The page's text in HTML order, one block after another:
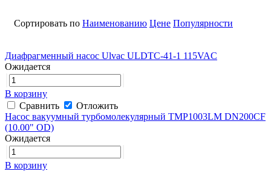
Сортировать по Наименованию Цене Популярности
Диафрагменный насос Ulvac ULDTC-41-1 115VAC
Ожидается
В корзину
Сравнить
Отложить
Насос вакуумный турбомолекулярный TMP1003LM DN200CF
(10.00" OD)
Ожидается
В корзину